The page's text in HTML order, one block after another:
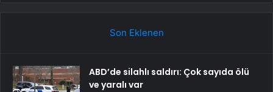
Son Eklenen
ABD’de silahlı saldırı: Çok sayıda ölü
ve yaralı var